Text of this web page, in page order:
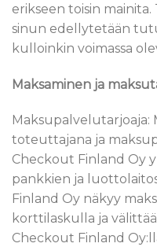
erikseen toisin
sinun edellytetään
kulloinkin voimassa
Maksaminen ja
Maksupalvelutarjoaja:
toteuttajana ja
Checkout Finland Oy
pankkien ja
Finland Oy näkyy
korttilaskulla ja
Checkout Finland